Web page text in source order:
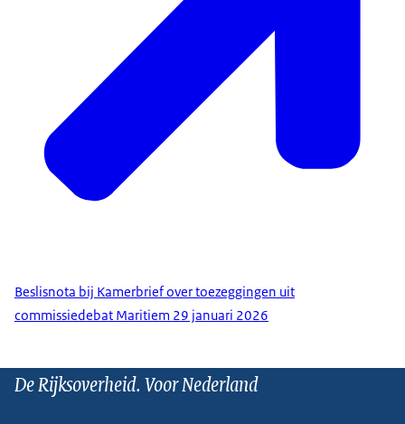
Beslisnota bij Kamerbrief over toezeggingen uit
commissiedebat Maritiem 29 januari 2026
De Rijksoverheid. Voor Nederland